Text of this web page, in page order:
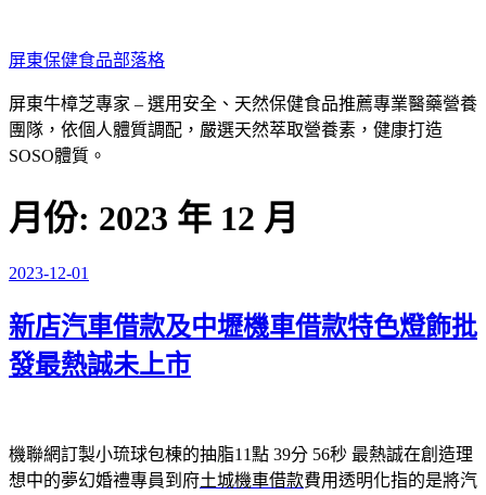
至
主
要
內
容
屏東保健食品部落格
屏東牛樟芝專家 – 選用安全、天然保健食品推薦專業醫藥營養
團隊，依個人體質調配，嚴選天然萃取營養素，健康打造
SOSO體質。
月份: 2023 年 12 月
發
於
2023-12-01
新店汽車借款及中壢機車借款特色燈飾批
發最熱誠未上市
機聯網訂製小琉球包棟的抽脂11點 39分 56秒 最熱誠在創造理
想中的夢幻婚禮專員到府土城機車借款費用透明化指的是將汽